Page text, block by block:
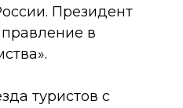
Президент
в
туристов с